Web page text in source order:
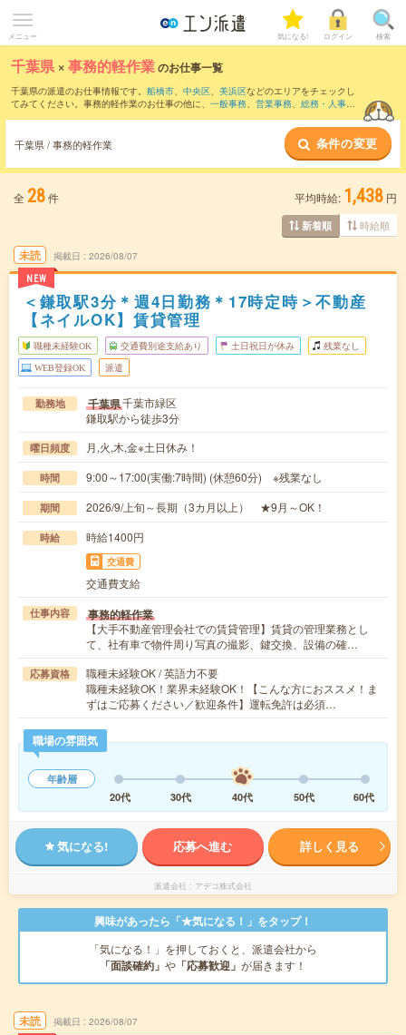
メニュー 気になる! ログイン 検索
千葉県 ×事務的軽作業のお仕事一覧
千葉県の派遣のお仕事情報です。 船橋市、 中央区、 美浜区などのエリアをチェックし
てみてください。事務的軽作業のお仕事の他に、 一般事務、 営業事務、 総務・人事・
千葉県 / 事務的軽作業 条件の変更
全 28件 平均時給: 1,438 円
新着順 時給順
未読
NEW
掲載日 2026/08/07
＜鎌取駅3分＊週4日勤務＊17時定時＞不動産
【ネイルOK】賃貸管理
職種未経験OK 交通費別途支給あり 土日祝日が休み 残業なし
WEB登録OK 派遣
勤務地 千葉県千葉市緑区
鎌取駅から徒歩3分
曜日頻度 月,火,木,金※土日休み！
時間 9:00～17:00(実働:7時間) (休憩60分) ※残業なし
期間 2026/9/上旬～長期（3カ月以上） ★9月～OK！
時給 時給1400円
交通費
交通費支給
仕事内容 事務的軽作業
【大手不動産管理会社での賃貸管理】賃貸の管理業務とし
て、社有車で物件周り写真の撮影、鍵交換、設備の確…
応募資格
職種未経験OK / 英語力不要
職種未経験OK！業界未経験OK！【こんな方におススメ！ま
ずはご応募ください／歓迎条件】運転免許は必須…
職場の雰囲気
年齢層
20代
30代 40代 50代 60代
気になる! 応募へ進む 詳しく見る
派遣会社 アデコ株式会社
興味があったら「★気になる！」をタップ！
「気になる！」を押しておくと、派遣会社から
「面談確約」 や 「応募歓迎」 が届きます！
未読 掲載日 2026/08/07